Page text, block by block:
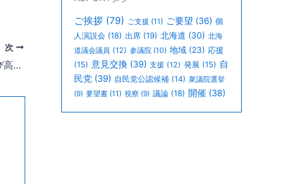
次
令和8年度の道路整備予算の確保に及び高規格道路等道路整備促進に関する提案・要望を頂きました。
ご挨拶 (79) ご支援 (11) ご要望 (36) 個
人演説会 (18) 出席 (19) 北海道 (30) 北海
道議会議員 (12) 参議院 (10) 地域 (23) 応援
(15) 意見交換 (39) 支援 (12) 発展 (15) 自
民党 (39) 自民党公認候補 (14) 衆議院選挙
(9) 要望書 (11) 視察 (9) 議論 (18) 開催 (38)